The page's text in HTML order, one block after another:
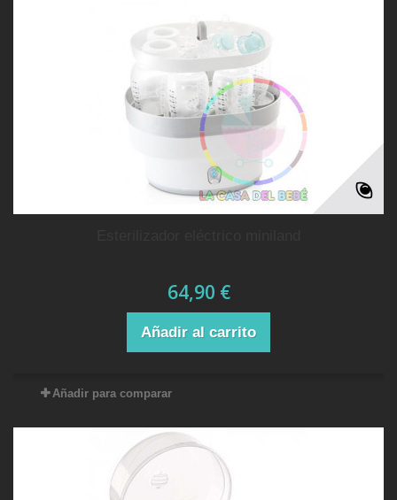
64,90 €
Añadir al carrito
Añadir para comparar